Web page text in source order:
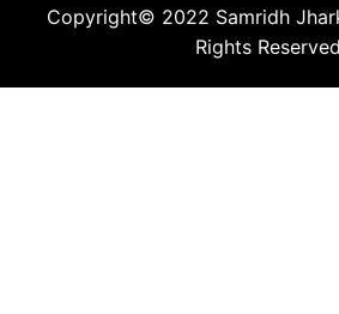
Copyright© 2022 Samridh
Rights Reserved